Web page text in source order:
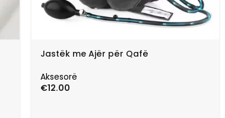
Jastëk me Ajër për Qafë
Aksesorë
€12.00